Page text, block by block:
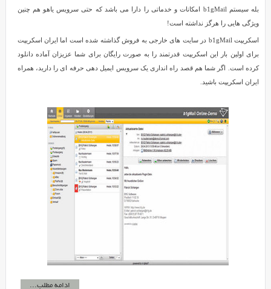
بله سیستم b1gMail امکانات و خدماتی را دارا می باشد که حتی سرویس یاهو هم چنین
ویژگی هایی را هرگز نداشته است!
اسکریپت b1gMail در سایت های خارجی به فروش گذاشته شده است اما ایران اسکریپت
برای اولین بار این اسکریپت قدرتمند را به صورت رایگان برای شما عزیزان آماده دانلود
کرده است. اگر شما هم قصد راه انداری یک سرویس ایمیل دهی حرفه ای را دارید، همراه
ایران اسکریپت باشید.
ادامه مطلب...